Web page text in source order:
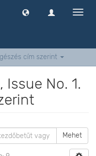
cím szerint
No. 1.
Mehet